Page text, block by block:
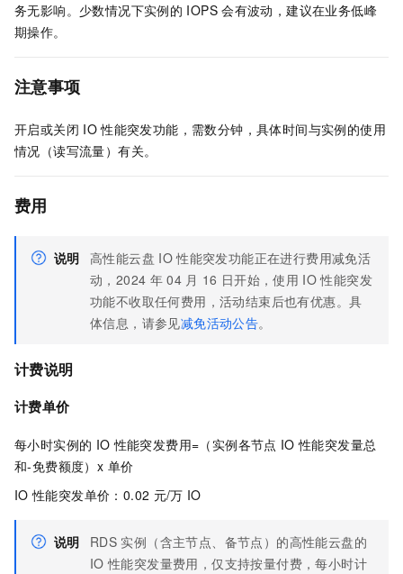
务无影响。少数情况下实例的 IOPS 会有波动，建议在业务低峰
期操作。
注意事项
开启或关闭 IO 性能突发功能，需数分钟，具体时间与实例的使用
情况（读写流量）有关。
费用
说明 高性能云盘 IO 性能突发功能正在进行费用减免活
动，2024 年 04 月 16 日开始，使用 IO 性能突发
功能不收取任何费用，活动结束后也有优惠。具
体信息，请参见减免活动公告。
计费说明
计费单价
每小时实例的 IO 性能突发费用=（实例各节点 IO 性能突发量总
和-免费额度）x 单价
IO 性能突发单价：0.02 元/万 IO
说明 RDS 实例（含主节点、备节点）的高性能云盘的
IO 性能突发量费用，仅支持按量付费，每小时计